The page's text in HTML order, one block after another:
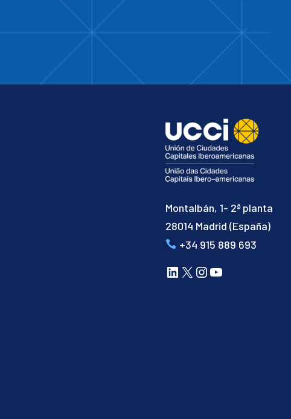
Montalbán, 1- 2ª planta
28014 Madrid (España)
+34 915 889 693
LinkedIn
X Instagram
YouTube